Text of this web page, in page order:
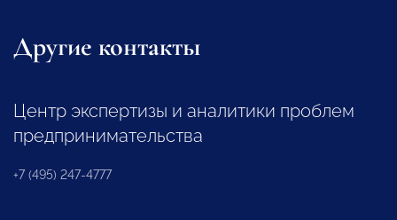
Другие контакты
Центр экспертизы и аналитики проблем
предпринимательства
+7 (495) 247-4777